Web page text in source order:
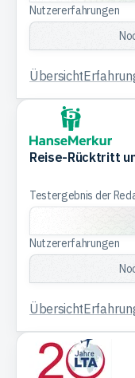
Nutzererfahrungen
Übersicht
Reise-Rücktritt
Testergebnis der
Nutzererfahrungen
Übersicht